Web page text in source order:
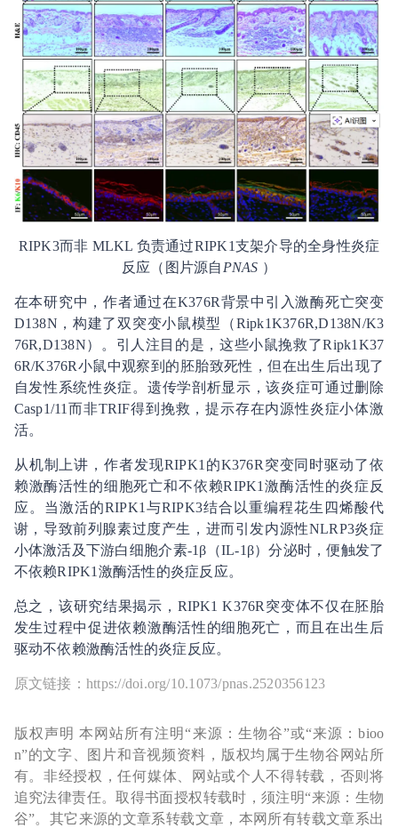
RIPK3而非 MLKL 负责通过RIPK1支架介导的全身性炎症
反应（图片源自 PNAS ）
在本研究中，作者通过在K376R背景中引入激酶死亡突变
D138N，构建了双突变小鼠模型（Ripk1K376R,D138N/K3
76R,D138N）。引人注目的是，这些小鼠挽救了Ripk1K37
6R/K376R小鼠中观察到的胚胎致死性，但在出生后出现了
自发性系统性炎症。遗传学剖析显示，该炎症可通过删除
Casp1/11而非TRIF得到挽救，提示存在内源性炎症小体激
活。
从机制上讲，作者发现RIPK1的K376R突变同时驱动了依
赖激酶活性的细胞死亡和不依赖RIPK1激酶活性的炎症反
应。当激活的RIPK1与RIPK3结合以重编程花生四烯酸代
谢，导致前列腺素过度产生，进而引发内源性NLRP3炎症
小体激活及下游白细胞介素-1β（IL-1β）分泌时，便触发了
不依赖RIPK1激酶活性的炎症反应。
总之，该研究结果揭示，RIPK1 K376R突变体不仅在胚胎
发生过程中促进依赖激酶活性的细胞死亡，而且在出生后
驱动不依赖激酶活性的炎症反应。
原文链接：https://doi.org/10.1073/pnas.2520356123
版权声明 本网站所有注明“来源：生物谷”或“来源：bioo
n”的文字、图片和音视频资料，版权均属于生物谷网站所
有。非经授权，任何媒体、网站或个人不得转载，否则将
追究法律责任。取得书面授权转载时，须注明“来源：生物
谷”。其它来源的文章系转载文章，本网所有转载文章系出